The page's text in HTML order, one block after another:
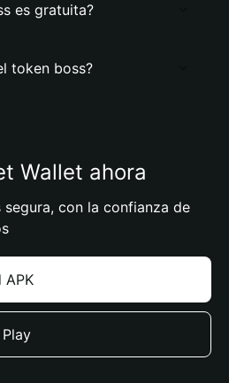
es gratuita?
token boss?
Wallet ahora
con la confianza de
APK